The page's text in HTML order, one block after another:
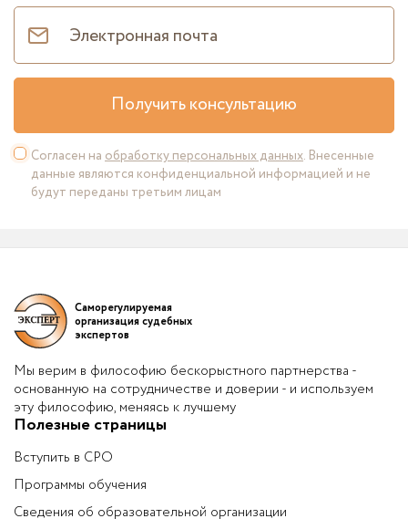
Получить консультацию
Согласен на обработку персональных данных. Внесенные
данные являются конфиденциальной информацией и не
будут переданы третьим лицам
Саморегулируемая
организация судебных
экспертов
Мы верим в философию бескорыстного партнерства -
основанную на сотрудничестве и доверии - и используем
эту философию, меняясь к лучшему
Полезные страницы
Вступить в СРО
Программы обучения
Сведения об образовательной организации